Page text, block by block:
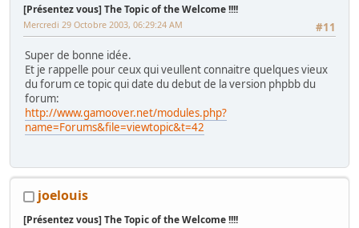
[Présentez vous] The Topic of the Welcome !!!!
#11
Mercredi 29 Octobre 2003, 06:29:24 AM
Super de bonne idée.
Et je rappelle pour ceux qui veullent connaitre quelques vieux
du forum ce topic qui date du debut de la version phpbb du
forum:
http://www.gamoover.net/modules.php?
name=Forums&file=viewtopic&t=42
joelouis
[Présentez vous] The Topic of the Welcome !!!!